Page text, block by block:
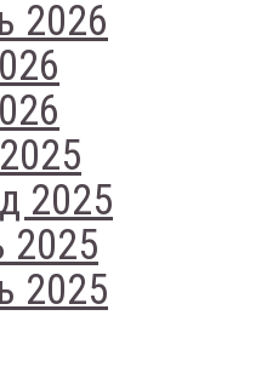
2026
2025
2025
2025